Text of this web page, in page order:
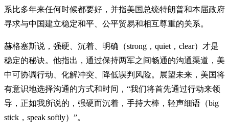
系比多年来任何时候都要好，并指美国总统特朗普和本届政府
寻求与中国建立稳定和平、公平贸易和相互尊重的关系。
赫格塞斯说，强硬、沉着、明确（strong，quiet，clear）才是
稳定的秘诀。他指出，通过保持两军之间畅通的沟通渠道，美
中可协调行动、化解冲突、降低误判风险。展望未来，美国将
有意识地选择沟通的方式和时间，“我们将首先通过行动来领
导，正如我所说的，强硬而沉着，手持大棒，轻声细语（big
stick，speak softly）”。